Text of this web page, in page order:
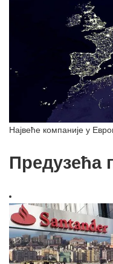
Највеће компаније у
Предузећа